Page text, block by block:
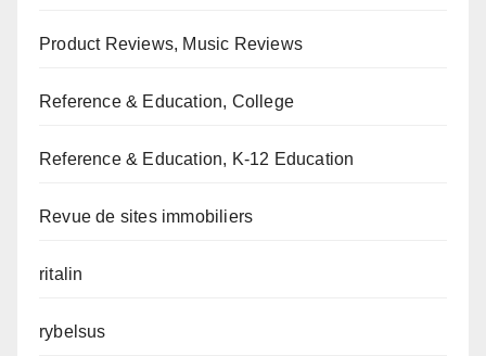
Product Reviews, Music Reviews
Reference & Education, College
Reference & Education, K-12 Education
Revue de sites immobiliers
ritalin
rybelsus